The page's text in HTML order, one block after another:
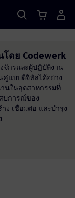
ดย Codewerk
จักรและผู้ปฏิบัติงาน
คู่แบบดิจิทัลได้อย่าง
นในอุตสาหกรรมที่
บการณ์ของ
าง เชื่อมต่อ และบำรุง